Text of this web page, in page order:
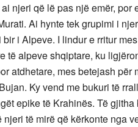
njeri që lë pas një emër, por
Ai hynte tek grupimi i
i Alpeve. I lindur e rritur
të alpeve shqiptare, ku
atdhetare, mes betejash
Ky vend me bukuri të
epike të Krahinës. Të
njeri të mirë që kërkonte nga